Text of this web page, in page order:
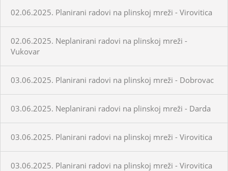
02.06.2025. Planirani radovi na plinskoj mreži - Virovitica
02.06.2025. Neplanirani radovi na plinskoj mreži -
Vukovar
03.06.2025. Planirani radovi na plinskoj mreži - Dobrovac
03.06.2025. Neplanirani radovi na plinskoj mreži - Darda
03.06.2025. Planirani radovi na plinskoj mreži - Virovitica
03.06.2025. Planirani radovi na plinskoj mreži - Virovitica